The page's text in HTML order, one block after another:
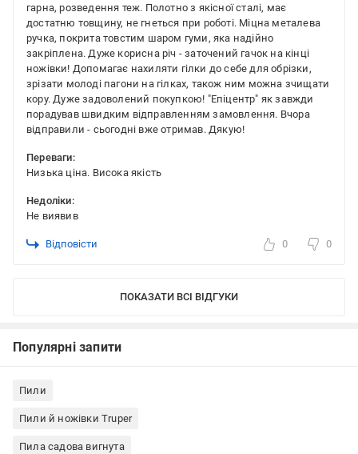
гарна, розведення теж. Полотно з якісної сталі, має
достатню товщину, не гнеться при роботі. Міцна металева
ручка, покрита товстим шаром гуми, яка надійно
закріплена. Дуже корисна річ - заточений гачок на кінці
ножівки! Допомагає нахиляти гілки до себе для обрізки,
зрізати молоді пагони на гілках, також ним можна зчищати
кору. Дуже задоволений покупкою! "Епіцентр" як завжди
порадував швидким відправленням замовлення. Вчора
відправили - сьогодні вже отримав. Дякую!
Переваги:
Низька ціна. Висока якість
Недоліки:
Не виявив
Відповісти 0 0
ПОКАЗАТИ ВСІ ВІДГУКИ
Популярні запити
Пили
Пили й ножівки Truper
Пила садова вигнута